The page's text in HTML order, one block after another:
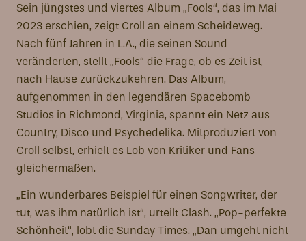
Sein jüngstes und viertes Album „Fools“, das im Mai
2023 erschien, zeigt Croll an einem Scheideweg.
Nach fünf Jahren in L.A., die seinen Sound
veränderten, stellt „Fools“ die Frage, ob es Zeit ist,
nach Hause zurückzukehren. Das Album,
aufgenommen in den legendären Spacebomb
Studios in Richmond, Virginia, spannt ein Netz aus
Country, Disco und Psychedelika. Mitproduziert von
Croll selbst, erhielt es Lob von Kritiker und Fans
gleichermaßen.
„Ein wunderbares Beispiel für einen Songwriter, der
tut, was ihm natürlich ist“, urteilt Clash. „Pop-perfekte
Schönheit“, lobt die Sunday Times. „Dan umgeht nicht